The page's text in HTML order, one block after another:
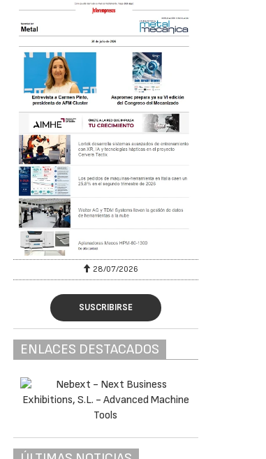
28/07/2026
SUSCRIBIRSE
ENLACES DESTACADOS